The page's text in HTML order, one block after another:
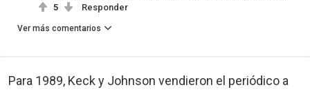
5 Responder
Ver más comentarios
Para 1989, Keck y Johnson vendieron el periódico a